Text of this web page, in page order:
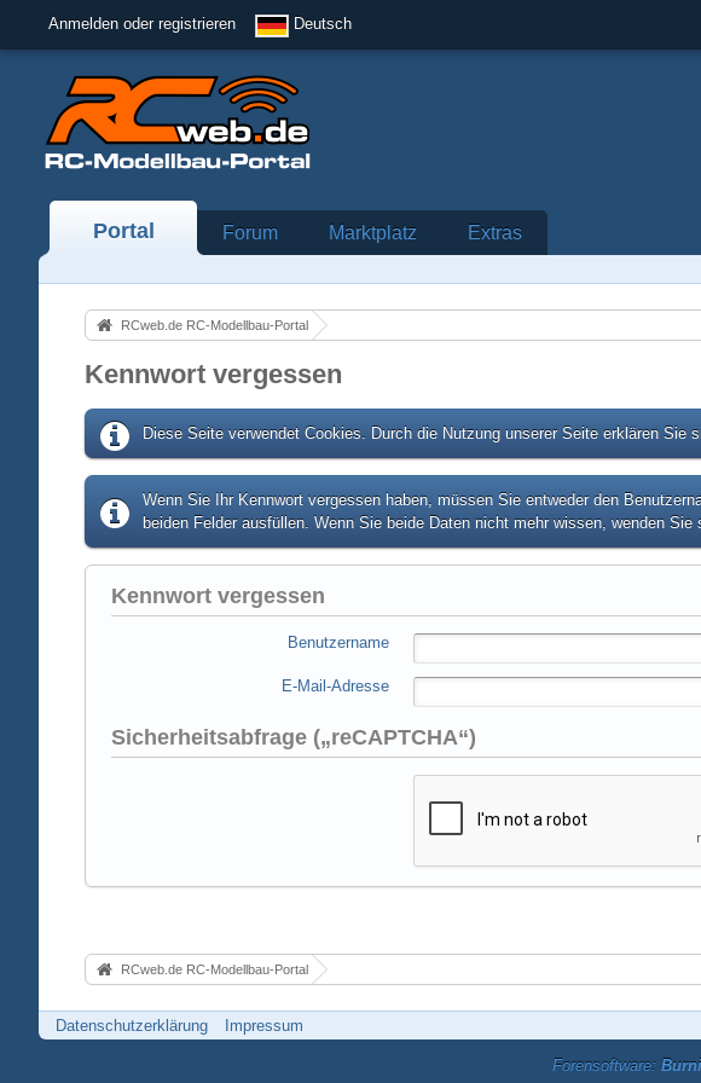
Anmelden oder registrieren Deutsch
Portal Forum Marktplatz Extras
RCweb.de RC-Modellbau-Portal
Kennwort vergessen
Diese Seite verwendet Cookies. Durch die Nutzung unserer Seite erklären
Wenn Sie Ihr Kennwort vergessen haben, müssen Sie entweder den
beiden Felder ausfüllen. Wenn Sie beide Daten nicht mehr wissen, wenden
Kennwort vergessen
Benutzername
E-Mail-Adresse
Sicherheitsabfrage („reCAPTCHA“)
RCweb.de RC-Modellbau-Portal
Datenschutzerklärung Impressum
Forensoftware: